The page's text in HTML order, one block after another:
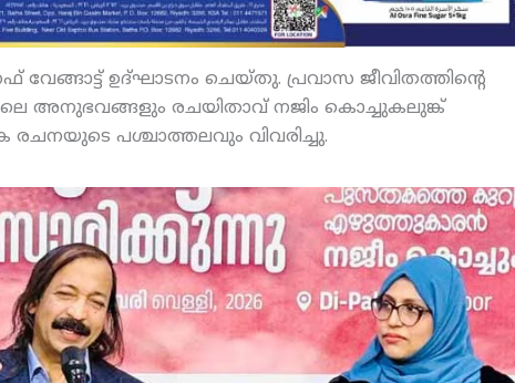
വേങ്ങാട്ട് ഉദ്ഘാടനം ചെയ്തു. പ്രവാസ ജീവിതത്തിന്റെ
അനുഭവങ്ങളും രചയിതാവ് നജിം കൊച്ചുകലുങ്ക്
പശ്ചാത്തലവും വിവരിച്ചു.